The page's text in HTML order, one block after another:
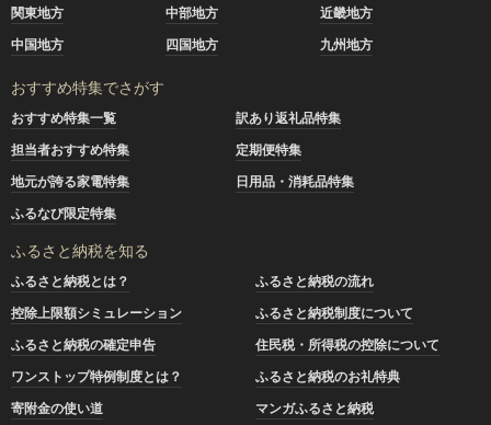
関東地方
中部地方
近畿地方
中国地方
四国地方 九州地方
おすすめ特集でさがす
おすすめ特集一覧
訳あり返礼品特集
担当者おすすめ特集
定期便特集
地元が誇る家電特集
日用品・消耗品特集
ふるなび限定特集
ふるさと納税を知る
ふるさと納税とは？
ふるさと納税の流れ
控除上限額シミュレーション
ふるさと納税制度について
ふるさと納税の確定申告
住民税・所得税の控除について
ワンストップ特例制度とは？
ふるさと納税のお礼特典
寄附金の使い道
マンガふるさと納税